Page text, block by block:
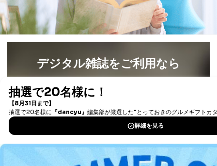
開示対象個人情報については、保有個人データの本人ま
たはその代理人からの利用目的の通知、開示、変更等
（内容の訂正、追加または削除）、利用停止等（「利用
で、訂正、追加、変更を行っていただくことが出来ま
ただいた個人情報のうち、市町村などの名称および郵便
番号、金融機関の名称あるいはクレジットカードの有効
期限など、商品のお届けやご請求を行う上で支障がある
A.開示等の求めの申し出先、提出していただく書面等
し付けください。開示等の求めに際して提出していただ
デジタル雑誌をご利用なら
書籍）が無料で読み放題！
DOWNLOAD FOR IOS
DOWNLOAD FOR ANDROID